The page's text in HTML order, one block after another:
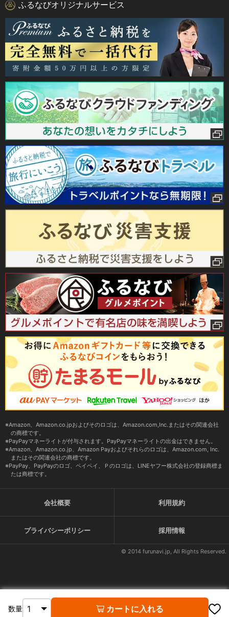
数量 カートに入れる
ふるなびオリジナルサービス
Amazon、Amazon.co.jpおよびそのロゴは、Amazon.com,Inc.またはその関連会社
の商標です。
PayPayマネーライトが付与されます。PayPayマネーライトの出金はできません。
Amazon、Amazon.co.jp、Amazon Payおよびそれらのロゴは、Amazon.com, Inc.
またはその関連会社の商標です。
PayPay、PayPayのロゴ、ペイペイ、Ｐのロゴは、LINEヤフー株式会社の登録商標ま
たは商標です。
会社概要 利用規約
プライバシーポリシー 採用情報
© 2014 furunavi.jp, All Rights Reserved.